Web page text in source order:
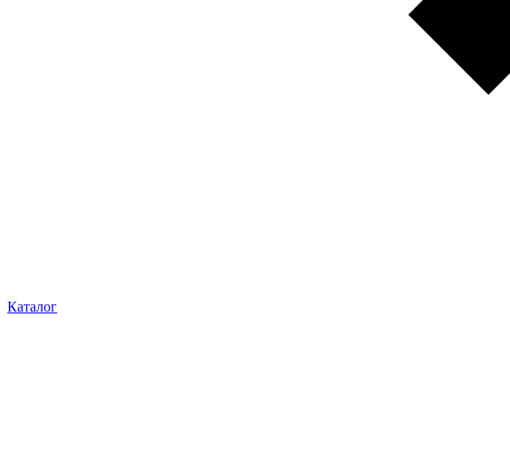
Каталог